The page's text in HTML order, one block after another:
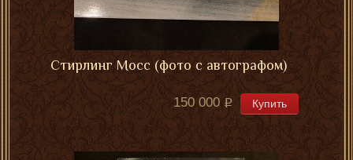
Стирлинг Мосс (фото с автографом)
150 000 Купить